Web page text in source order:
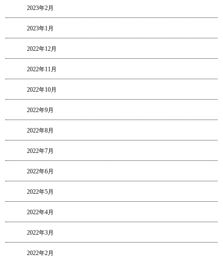
2023年2月
2023年1月
2022年12月
2022年11月
2022年10月
2022年9月
2022年8月
2022年7月
2022年6月
2022年5月
2022年4月
2022年3月
2022年2月